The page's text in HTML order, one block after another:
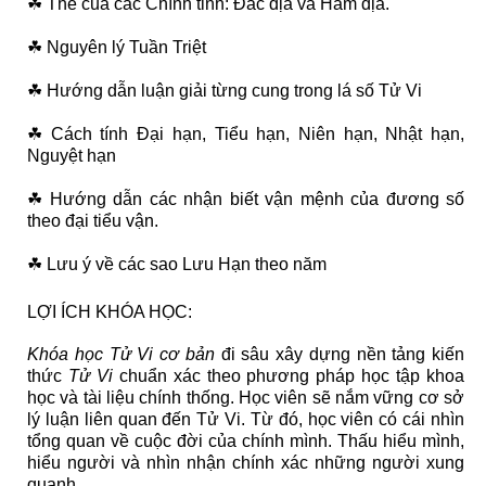
☘ Thế của các Chính tinh: Đắc địa và Hãm địa.
☘ Nguyên lý Tuần Triệt
☘ Hướng dẫn luận giải từng cung trong lá số Tử Vi
☘ Cách tính Đại hạn, Tiểu hạn, Niên hạn, Nhật hạn,
Nguyệt hạn
☘ Hướng dẫn các nhận biết vận mệnh của đương số
theo đại tiểu vận.
☘ Lưu ý về các sao Lưu Hạn theo năm
LỢI ÍCH KHÓA HỌC:
Khóa học Tử Vi cơ bảnđi sâu xây dựng nền tảng kiến
thức Tử Vichuẩn xác theo phương pháp học tập khoa
học và tài liệu chính thống. Học viên sẽ nắm vững cơ sở
lý luận liên quan đến Tử Vi. Từ đó, học viên có cái nhìn
tổng quan về cuộc đời của chính mình. Thấu hiểu mình,
hiểu người và nhìn nhận chính xác những người xung